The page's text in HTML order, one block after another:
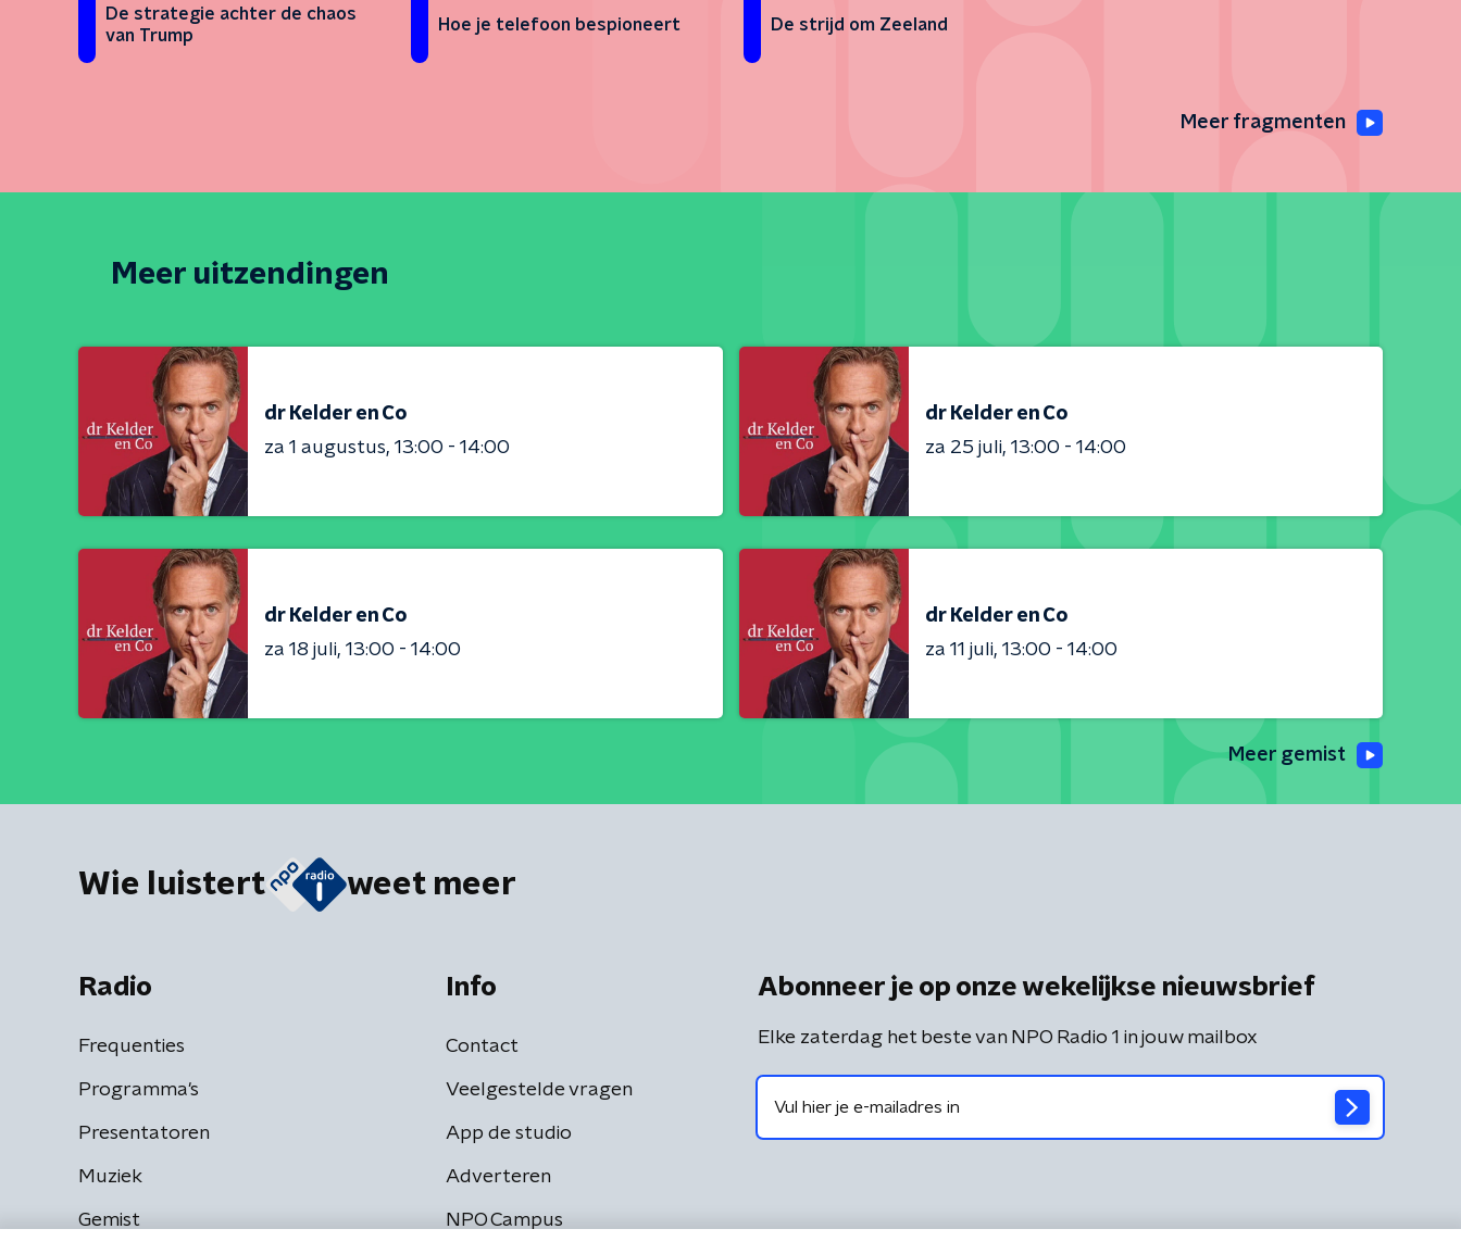
De strategie achter de chaos
van Trump
Hoe je telefoon bespioneert De strijd om Zeeland
Meer fragmenten
Meer uitzendingen
dr Kelder en Co
za 1 augustus 13:00 - 14:00
dr Kelder en Co
za 25 juli 13:00 - 14:00
dr Kelder en Co
za 18 juli 13:00 - 14:00
dr Kelder en Co
za 11 juli 13:00 - 14:00
Meer gemist
Wie luistert weet meer
Radio
Frequenties
Programma's
Presentatoren
Muziek
Gemist
Info
Contact
Veelgestelde vragen
App de studio
Adverteren
NPO Campus
Abonneer je op onze wekelijkse nieuwsbrief
Elke zaterdag het beste van NPO Radio 1 in jouw mailbox